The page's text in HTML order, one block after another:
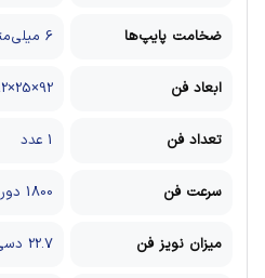
ضخامت پایپ‌ها 6 میلی‌متر
ابعاد فن 92×25×92 میلی‌متر
تعداد فن 1 عدد
سرعت فن 1800 دور در دقیقه
میزان نویز فن 22.7 دسی‌بل